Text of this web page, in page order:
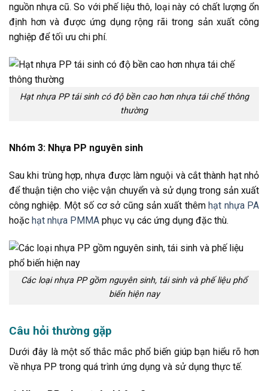
nguồn nhựa cũ. So với phế liệu thô, loại này có chất lượng ổn
định hơn và được ứng dụng rộng rãi trong sản xuất công
nghiệp để tối ưu chi phí.
Hạt nhựa PP tái sinh có độ bền cao hơn nhựa tái chế thông
thường
Nhóm 3: Nhựa PP nguyên sinh
Sau khi trùng hợp, nhựa được làm nguội và cắt thành hạt nhỏ
để thuận tiện cho việc vận chuyển và sử dụng trong sản xuất
công nghiệp. Một số cơ sở cũng sản xuất thêmhạt nhựa PA
hoặc hạt nhựa PMMA phục vụ các ứng dụng đặc thù.
Các loại nhựa PP gồm nguyên sinh, tái sinh và phế liệu phổ
biến hiện nay
Câu hỏi thường gặp
Dưới đây là một số thắc mắc phổ biến giúp bạn hiểu rõ hơn
về nhựa PP trong quá trình ứng dụng và sử dụng thực tế.